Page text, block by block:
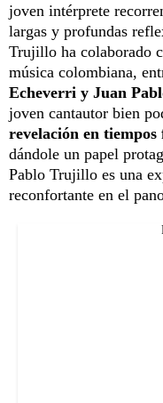
joven intérprete
largas y profundas
Trujillo ha colaborado
música colombiana,
Echeverri y Juan
joven cantautor bien
revelación en tiempos
dándole un papel
Pablo Trujillo es una
reconfortante en el